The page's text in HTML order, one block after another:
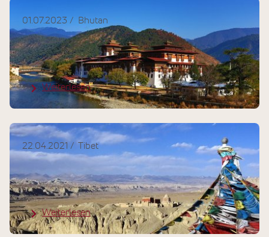
Bhutan
01.07.2023
Bhutan - Nachhaltige
Tourismusentwicklung
Weiterlesen
Tibet
22.04.2021
Guge - ehemaliges Königreich von
Tibet
Weiterlesen